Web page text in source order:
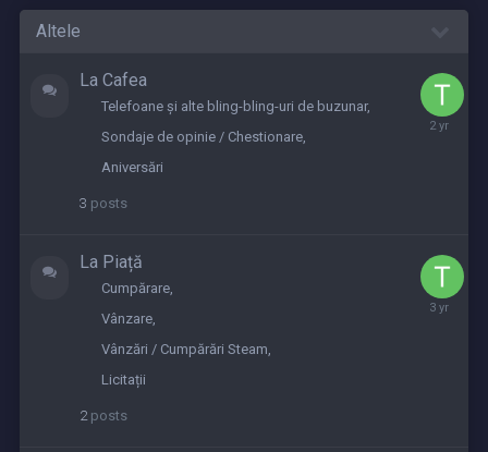
Altele
La Cafea
Telefoane și alte bling-bling-uri de buzunar
Sondaje de opinie / Chestionare
Aniversări
3 posts
August
La Piață
Cumpărare
Vânzare
Vânzări / Cumpărări Steam
Licitații
2 posts
June